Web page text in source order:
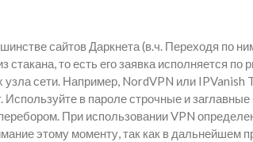
сайтов Даркнета (в.ч. Переходя по
стакана, то есть его заявка исполняется по
сети. Например, NordVPN или IPVanish
в пароле строчные и
При использовании VPN
этому моменту, так как в дальнейшем